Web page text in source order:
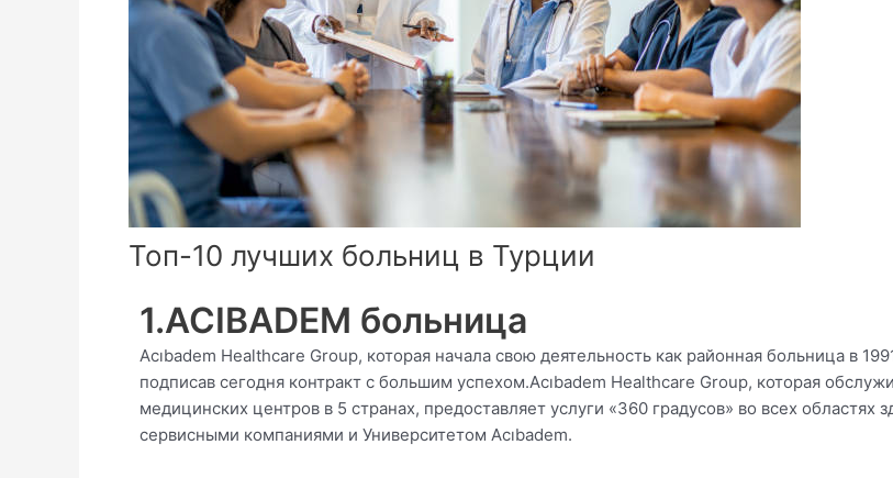
Топ-10 лучших больниц в Турции
1.ACIBADEM больница
Acıbadem Healthcare Group, которая начала свою деятельность как районная больница в
подписав сегодня контракт с большим успехом.Acıbadem Healthcare Group, которая
медицинских центров в 5 странах, предоставляет услуги «360 градусов» во всех
сервисными компаниями и Университетом Acıbadem.